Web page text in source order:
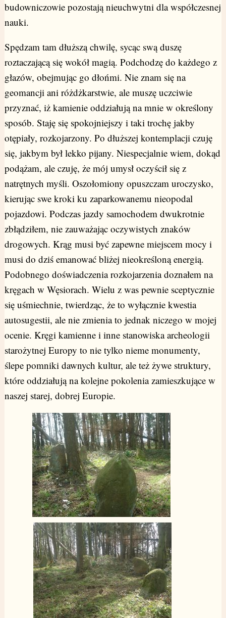
budowniczowie pozostają nieuchwytni dla współczesnej
nauki.
Spędzam tam dłuższą chwilę, sycąc swą duszę
roztaczającą się wokół magią. Podchodzę do każdego z
głazów, obejmując go dłońmi. Nie znam się na
geomancji ani różdżkarstwie, ale muszę uczciwie
przyznać, iż kamienie oddziałują na mnie w określony
sposób. Staję się spokojniejszy i taki trochę jakby
otępiały, rozkojarzony. Po dłuższej kontemplacji czuję
się, jakbym był lekko pijany. Niespecjalnie wiem, dokąd
podążam, ale czuję, że mój umysł oczyścił się z
natrętnych myśli. Oszołomiony opuszczam uroczysko,
kierując swe kroki ku zaparkowanemu nieopodal
pojazdowi. Podczas jazdy samochodem dwukrotnie
zbłądziłem, nie zauważając oczywistych znaków
drogowych. Krąg musi być zapewne miejscem mocy i
musi do dziś emanować bliżej nieokreśloną energią.
Podobnego doświadczenia rozkojarzenia doznałem na
kręgach w Węsiorach. Wielu z was pewnie sceptycznie
się uśmiechnie, twierdząc, że to wyłącznie kwestia
autosugestii, ale nie zmienia to jednak niczego w mojej
ocenie. Kręgi kamienne i inne stanowiska archeologii
starożytnej Europy to nie tylko nieme monumenty,
ślepe pomniki dawnych kultur, ale też żywe struktury,
które oddziałują na kolejne pokolenia zamieszkujące w
naszej starej, dobrej Europie.